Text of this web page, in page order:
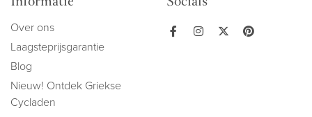
Over ons
Laagsteprijsgarantie
Blog
Nieuw! Ontdek Griekse
Cycladen